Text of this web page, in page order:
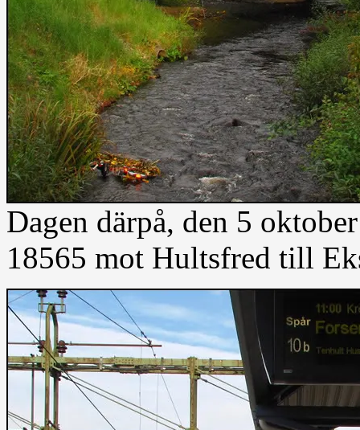
Dagen därpå, den 5
18565 mot Hultsfred till